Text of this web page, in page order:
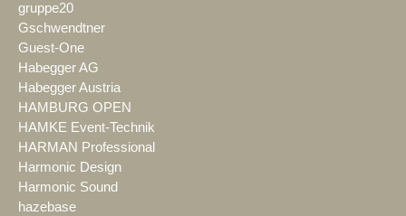
gruppe20
Gschwendtner
Guest-One
Habegger AG
Habegger Austria
HAMBURG OPEN
HAMKE Event-Technik
HARMAN Professional
Harmonic Design
Harmonic Sound
hazebase